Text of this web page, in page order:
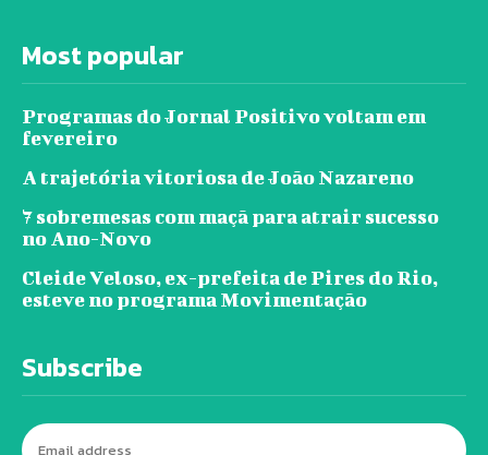
Most popular
Programas do Jornal Positivo voltam em
fevereiro
A trajetória vitoriosa de João Nazareno
7 sobremesas com maçã para atrair sucesso
no Ano-Novo
Cleide Veloso, ex-prefeita de Pires do Rio,
esteve no programa Movimentação
Subscribe